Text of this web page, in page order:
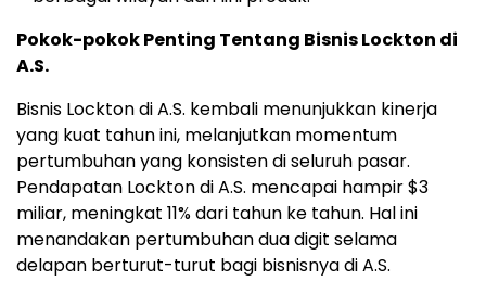
Pokok-pokok Penting Tentang Bisnis Lockton di
A.S.
Bisnis Lockton di A.S. kembali menunjukkan kinerja
yang kuat tahun ini, melanjutkan momentum
pertumbuhan yang konsisten di seluruh pasar.
Pendapatan Lockton di A.S. mencapai hampir $3
miliar, meningkat 11% dari tahun ke tahun. Hal ini
menandakan pertumbuhan dua digit selama
delapan berturut-turut bagi bisnisnya di A.S.